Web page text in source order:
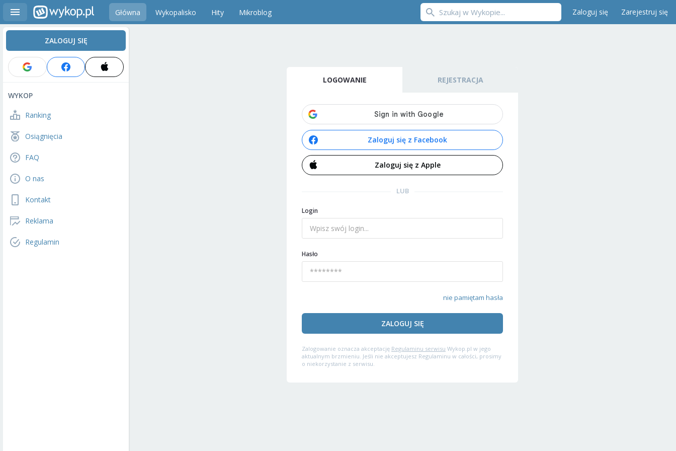
Główna Wykopalisko Hity Mikroblog Zaloguj się Zarejestruj się
ZALOGUJ SIĘ
WYKOP
Ranking
Osiągnięcia
FAQ
O nas
Kontakt
Reklama
Regulamin
LOGOWANIE REJESTRACJA
Zaloguj się z Facebook
Zaloguj się z Apple
LUB
Login
Hasło
nie pamiętam hasła
ZALOGUJ SIĘ
Zalogowanie oznacza akceptację Regulaminu serwisu Wykop.pl w jego
aktualnym brzmieniu. Jeśli nie akceptujesz Regulaminu w całości, prosimy
o niekorzystanie z serwisu.